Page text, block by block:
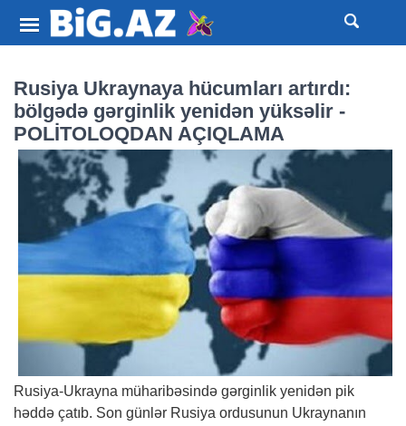
Rusiya Ukraynaya hücumları artırdı:
bölgədə gərginlik yenidən yüksəlir -
POLİTOLOQDAN AÇIQLAMA
Rusiya-Ukrayna müharibəsində gərginlik yenidən pik
həddə çatıb. Son günlər Rusiya ordusunun Ukraynanın